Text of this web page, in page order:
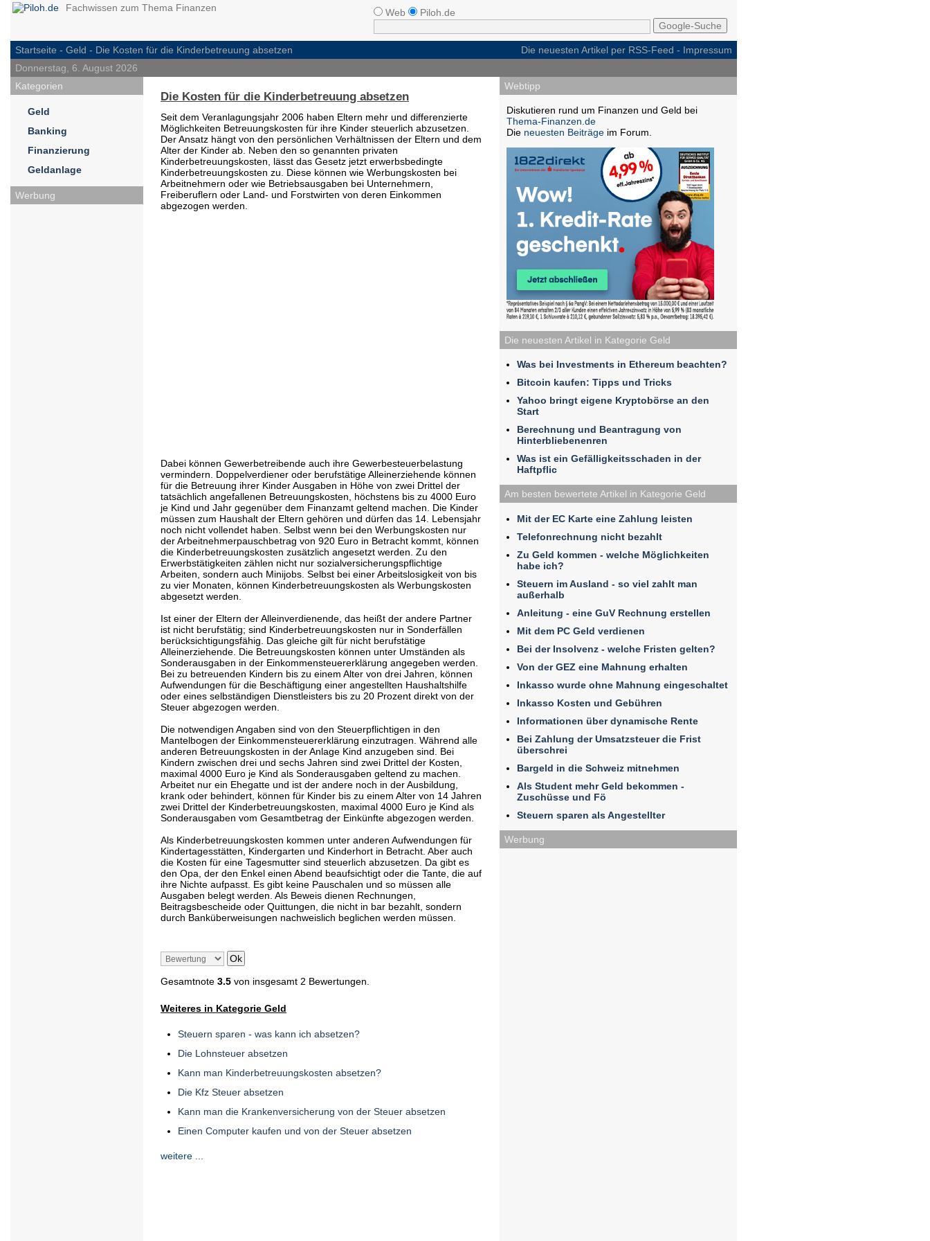
Fachwissen zum Thema Finanzen Web Piloh.de
Startseite - Geld - Die Kosten für die Kinderbetreuung absetzen Die neuesten Artikel per RSS-Feed - Impressum
Donnerstag, 6. August 2026
Kategorien
Geld
Banking
Finanzierung
Geldanlage
Werbung
Die Kosten für die Kinderbetreuung absetzen
Seit dem Veranlagungsjahr 2006 haben Eltern mehr und differenzierte
Möglichkeiten Betreuungskosten für ihre Kinder steuerlich abzusetzen.
Der Ansatz hängt von den persönlichen Verhältnissen der Eltern und dem
Alter der Kinder ab. Neben den so genannten privaten
Kinderbetreuungskosten, lässt das Gesetz jetzt erwerbsbedingte
Kinderbetreuungskosten zu. Diese können wie Werbungskosten bei
Arbeitnehmern oder wie Betriebsausgaben bei Unternehmern,
Freiberuflern oder Land- und Forstwirten von deren Einkommen
abgezogen werden.
Dabei können Gewerbetreibende auch ihre Gewerbesteuerbelastung
vermindern. Doppelverdiener oder berufstätige Alleinerziehende können
für die Betreuung ihrer Kinder Ausgaben in Höhe von zwei Drittel der
tatsächlich angefallenen Betreuungskosten, höchstens bis zu 4000 Euro
je Kind und Jahr gegenüber dem Finanzamt geltend machen. Die Kinder
müssen zum Haushalt der Eltern gehören und dürfen das 14. Lebensjahr
noch nicht vollendet haben. Selbst wenn bei den Werbungskosten nur
der Arbeitnehmerpauschbetrag von 920 Euro in Betracht kommt, können
die Kinderbetreuungskosten zusätzlich angesetzt werden. Zu den
Erwerbstätigkeiten zählen nicht nur sozialversicherungspflichtige
Arbeiten, sondern auch Minijobs. Selbst bei einer Arbeitslosigkeit von bis
zu vier Monaten, können Kinderbetreuungskosten als Werbungskosten
abgesetzt werden.
Ist einer der Eltern der Alleinverdienende, das heißt der andere Partner
ist nicht berufstätig; sind Kinderbetreuungskosten nur in Sonderfällen
berücksichtigungsfähig. Das gleiche gilt für nicht berufstätige
Alleinerziehende. Die Betreuungskosten können unter Umständen als
Sonderausgaben in der Einkommensteuererklärung angegeben werden.
Bei zu betreuenden Kindern bis zu einem Alter von drei Jahren, können
Aufwendungen für die Beschäftigung einer angestellten Haushaltshilfe
oder eines selbständigen Dienstleisters bis zu 20 Prozent direkt von der
Steuer abgezogen werden.
Die notwendigen Angaben sind von den Steuerpflichtigen in den
Mantelbogen der Einkommensteuererklärung einzutragen. Während alle
anderen Betreuungskosten in der Anlage Kind anzugeben sind. Bei
Kindern zwischen drei und sechs Jahren sind zwei Drittel der Kosten,
maximal 4000 Euro je Kind als Sonderausgaben geltend zu machen.
Arbeitet nur ein Ehegatte und ist der andere noch in der Ausbildung,
krank oder behindert, können für Kinder bis zu einem Alter von 14 Jahren
zwei Drittel der Kinderbetreuungskosten, maximal 4000 Euro je Kind als
Sonderausgaben vom Gesamtbetrag der Einkünfte abgezogen werden.
Als Kinderbetreuungskosten kommen unter anderen Aufwendungen für
Kindertagesstätten, Kindergarten und Kinderhort in Betracht. Aber auch
die Kosten für eine Tagesmutter sind steuerlich abzusetzen. Da gibt es
den Opa, der den Enkel einen Abend beaufsichtigt oder die Tante, die auf
ihre Nichte aufpasst. Es gibt keine Pauschalen und so müssen alle
Ausgaben belegt werden. Als Beweis dienen Rechnungen,
Beitragsbescheide oder Quittungen, die nicht in bar bezahlt, sondern
durch Banküberweisungen nachweislich beglichen werden müssen.
Gesamtnote 3.5 von insgesamt 2 Bewertungen.
Weiteres in Kategorie Geld
Steuern sparen - was kann ich absetzen?
Die Lohnsteuer absetzen
Kann man Kinderbetreuungskosten absetzen?
Die Kfz Steuer absetzen
Kann man die Krankenversicherung von der Steuer absetzen
Einen Computer kaufen und von der Steuer absetzen
weitere ...
Webtipp
Diskutieren rund um Finanzen und Geld bei
Thema-Finanzen.de
Die neuesten Beiträgeim Forum.
Die neuesten Artikel in Kategorie Geld
Was bei Investments in Ethereum beachten?
Bitcoin kaufen: Tipps und Tricks
Yahoo bringt eigene Kryptobörse an den
Start
Berechnung und Beantragung von
Hinterbliebenenren
Was ist ein Gefälligkeitsschaden in der
Haftpflic
Am besten bewertete Artikel in Kategorie Geld
Mit der EC Karte eine Zahlung leisten
Telefonrechnung nicht bezahlt
Zu Geld kommen - welche Möglichkeiten
habe ich?
Steuern im Ausland - so viel zahlt man
außerhalb
Anleitung - eine GuV Rechnung erstellen
Mit dem PC Geld verdienen
Bei der Insolvenz - welche Fristen gelten?
Von der GEZ eine Mahnung erhalten
Inkasso wurde ohne Mahnung eingeschaltet
Inkasso Kosten und Gebühren
Informationen über dynamische Rente
Bei Zahlung der Umsatzsteuer die Frist
überschrei
Bargeld in die Schweiz mitnehmen
Als Student mehr Geld bekommen -
Zuschüsse und Fö
Steuern sparen als Angestellter
Werbung